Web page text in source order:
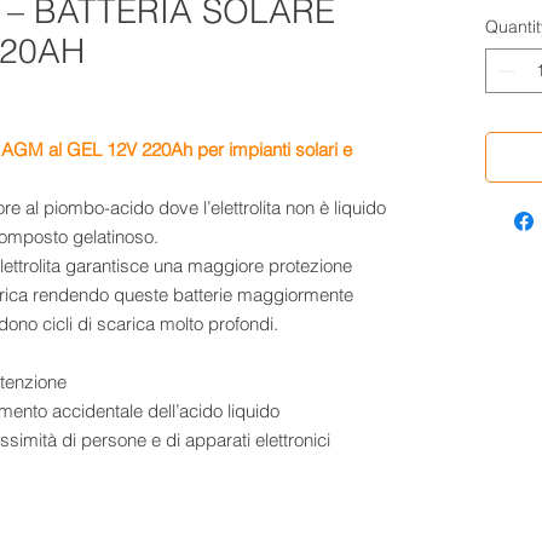
BATTERIA SOLARE
al GEL 12V 220Ah per impianti solari e
al piombo-acido dove l’elettrolita non è liquido
gelatinoso.
garantisce una maggiore protezione
rendendo queste batterie maggiormente
cicli di scarica molto profondi.
accidentale dell’acido liquido
di persone e di apparati elettronici